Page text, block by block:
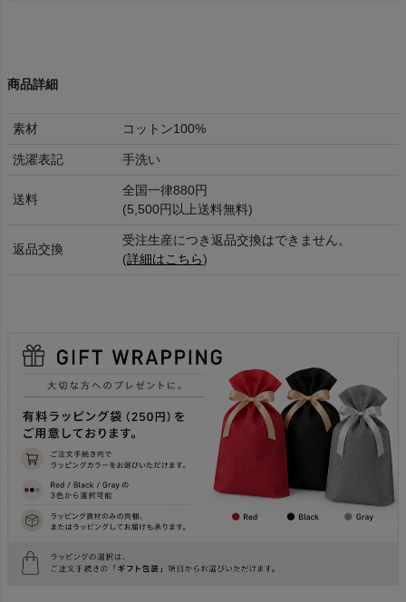
商品詳細
素材 コットン100%
洗濯表記 手洗い
送料
全国一律880円
(5,500円以上送料無料)
返品交換
受注生産につき返品交換はできません。
(詳細はこちら)